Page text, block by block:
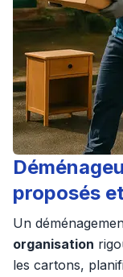
proposés
Un
organisation
les cartons,